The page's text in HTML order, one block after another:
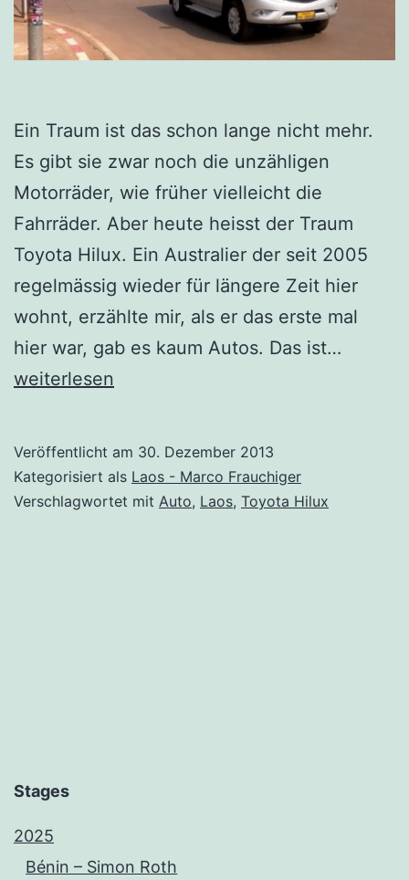
Ein Traum ist das schon lange nicht mehr.
Es gibt sie zwar noch die unzähligen
Motorräder, wie früher vielleicht die
Fahrräder. Aber heute heisst der Traum
Toyota Hilux. Ein Australier der seit 2005
regelmässig wieder für längere Zeit hier
wohnt, erzählte mir, als er das erste mal
hier war, gab es kaum Autos. Das ist…
weiterlesen
Veröffentlicht am 30. Dezember 2013
Kategorisiert als Laos - Marco Frauchiger
Verschlagwortet mit Auto, Laos, Toyota Hilux
Stages
2025
Bénin – Simon Roth